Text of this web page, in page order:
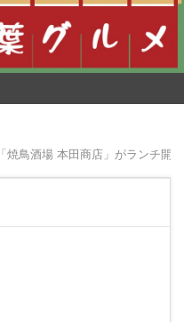
焼鳥酒場 本田商店」がランチ開